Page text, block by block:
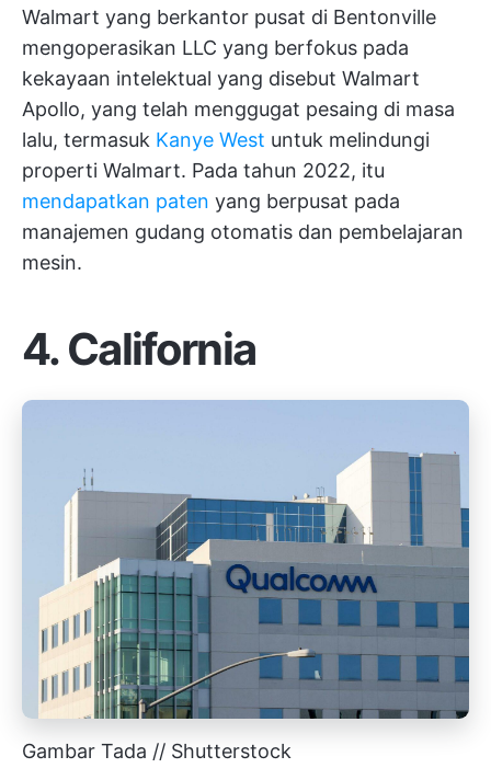
Walmart yang berkantor pusat di Bentonville
mengoperasikan LLC yang berfokus pada
kekayaan intelektual yang disebut Walmart
Apollo, yang telah menggugat pesaing di masa
lalu, termasuk Kanye West untuk melindungi
properti Walmart. Pada tahun 2022, itu
mendapatkan paten yang berpusat pada
manajemen gudang otomatis dan pembelajaran
mesin.
4. California
Gambar Tada // Shutterstock